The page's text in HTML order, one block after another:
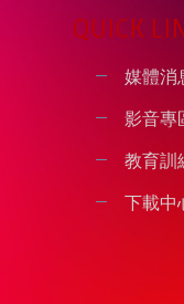
QUICK
媒體消
影音專
教育訓
下載中